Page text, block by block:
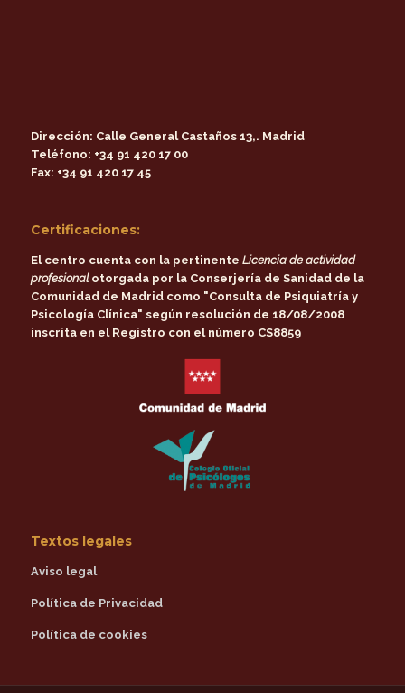
Dirección: Calle General Castaños 13,. Madrid
Teléfono: +34 91 420 17 00
Fax: +34 91 420 17 45
Certificaciones:
El centro cuenta con la pertinente Licencia de actividad
profesionalotorgada por la Conserjería de Sanidad de la
Comunidad de Madridcomo "Consulta de Psiquiatría y
Psicología Clínica" según resolución de 18/08/2008
inscrita en el Registro con el número CS8859
Textos legales
Aviso legal
Política de Privacidad
Política de cookies